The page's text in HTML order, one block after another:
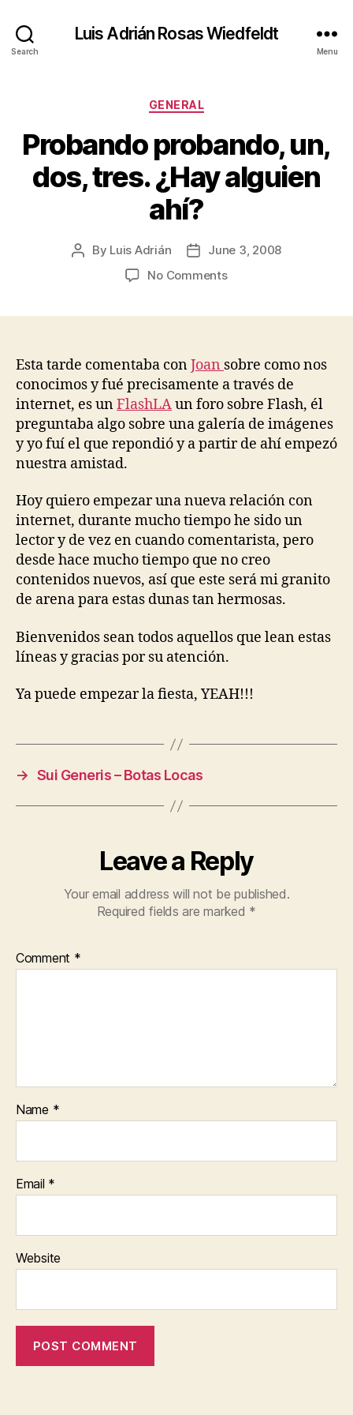
Search
Luis Adrián Rosas Wiedfeldt
Menu
Categories
GENERAL
Probando probando, un,
dos, tres. ¿Hay alguien
ahí?
Post
By Luis Adrián
PostJune 3, 2008
No Commentson
tres.
¿Hay
alguien
ahí?
Esta tarde comentaba conJoan sobre como nos
conocimos y fué precisamente a través de
internet, es unFlashLAun foro sobre Flash, él
preguntaba algo sobre una galería de imágenes
y yo fuí el que repondió y a partir de ahí empezó
nuestra amistad.
Hoy quiero empezar una nueva relación con
internet, durante mucho tiempo he sido un
lector y de vez en cuando comentarista, pero
desde hace mucho tiempo que no creo
contenidos nuevos, así que este será mi granito
de arena para estas dunas tan hermosas.
Bienvenidos sean todos aquellos que lean estas
líneas y gracias por su atención.
Ya puede empezar la fiesta, YEAH!!!
→ Sui Generis – Botas Locas
Leave a Reply
Your email address will not be published.
Required fields are marked *
Comment *
Name *
Email *
Website